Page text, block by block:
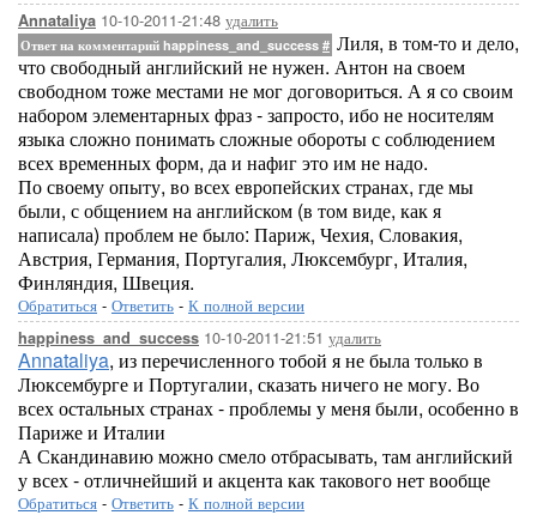
Annataliya 10-10-2011-21:48 удалить
Ответ на комментарий happiness_and_success # Лиля, в том-то и дело,
что свободный английский не нужен. Антон на своем
свободном тоже местами не мог договориться. А я со своим
набором элементарных фраз - запросто, ибо не носителям
языка сложно понимать сложные обороты с соблюдением
всех временных форм, да и нафиг это им не надо.
По своему опыту, во всех европейских странах, где мы
были, с общением на английском (в том виде, как я
написала) проблем не было: Париж, Чехия, Словакия,
Австрия, Германия, Португалия, Люксембург, Италия,
Финляндия, Швеция.
Обратиться - Ответить - К полной версии
happiness_and_success 10-10-2011-21:51 удалить
Annataliya, из перечисленного тобой я не была только в
Люксембурге и Португалии, сказать ничего не могу. Во
всех остальных странах - проблемы у меня были, особенно в
Париже и Италии
А Скандинавию можно смело отбрасывать, там английский
у всех - отличнейший и акцента как такового нет вообще
Обратиться - Ответить - К полной версии